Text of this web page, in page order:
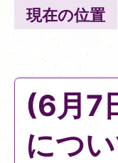
現在の位置
(6月7
につ